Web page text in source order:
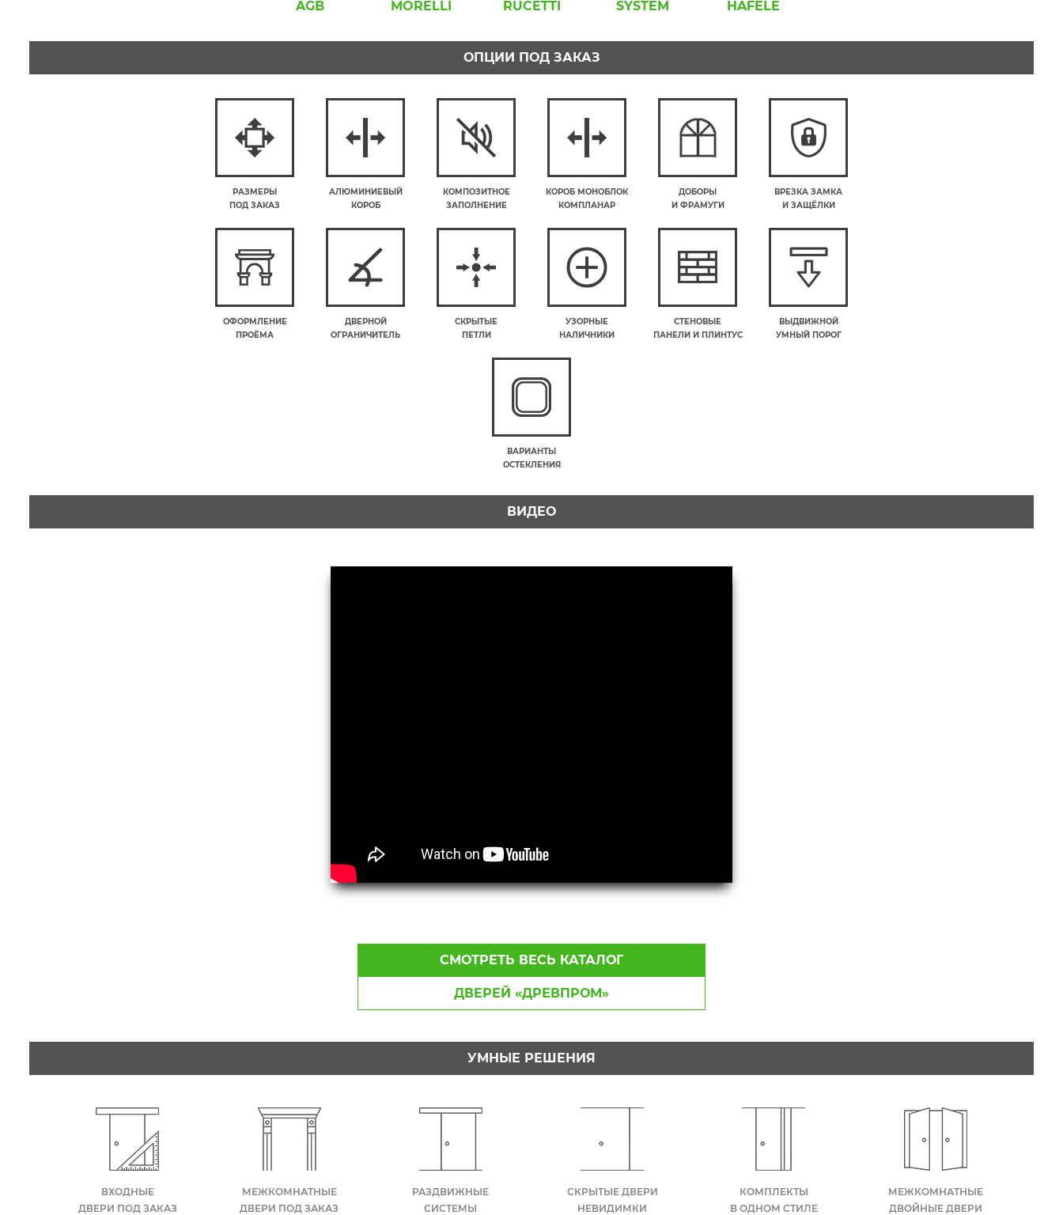
AGB MORELLI RUCETTI SYSTEM HAFELE
ОПЦИИ ПОД ЗАКАЗ
РАЗМЕРЫ
ПОД ЗАКАЗ
АЛЮМИНИЕВЫЙ
КОРОБ
КОМПОЗИТНОЕ
ЗАПОЛНЕНИЕ
КОРОБ МОНОБЛОК
КОМПЛАНАР
ДОБОРЫ
И ФРАМУГИ
ВРЕЗКА ЗАМКА
И ЗАЩЁЛКИ
ОФОРМЛЕНИЕ
ПРОЁМА
ДВЕРНОЙ
ОГРАНИЧИТЕЛЬ
СКРЫТЫЕ
ПЕТЛИ
УЗОРНЫЕ
НАЛИЧНИКИ
СТЕНОВЫЕ
ПАНЕЛИ И ПЛИНТУС
ВЫДВИЖНОЙ
УМНЫЙ ПОРОГ
ВАРИАНТЫ
ОСТЕКЛЕНИЯ
ВИДЕО
СМОТРЕТЬ ВЕСЬ КАТАЛОГ
ДВЕРЕЙ «ДРЕВПРОМ»
УМНЫЕ РЕШЕНИЯ
ВХОДНЫЕ
ДВЕРИ ПОД ЗАКАЗ
МЕЖКОМНАТНЫЕ
ДВЕРИ ПОД ЗАКАЗ
РАЗДВИЖНЫЕ
СИСТЕМЫ
СКРЫТЫЕ ДВЕРИ
НЕВИДИМКИ
КОМПЛЕКТЫ
В ОДНОМ СТИЛЕ
МЕЖКОМНАТНЫЕ
ДВОЙНЫЕ ДВЕРИ